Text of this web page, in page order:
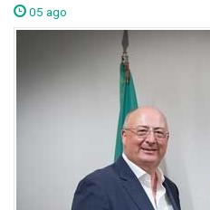
05 ago